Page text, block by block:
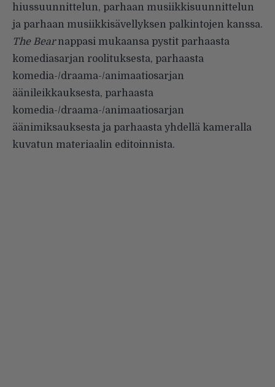
hiussuunnittelun, parhaan musiikkisuunnittelun
ja parhaan musiikkisävellyksen palkintojen kanssa.
The Bearnappasi mukaansa pystit parhaasta
komediasarjan roolituksesta, parhaasta
komedia-/draama-/animaatiosarjan
äänileikkauksesta, parhaasta
komedia-/draama-/animaatiosarjan
äänimiksauksesta ja parhaasta yhdellä kameralla
kuvatun materiaalin editoinnista.